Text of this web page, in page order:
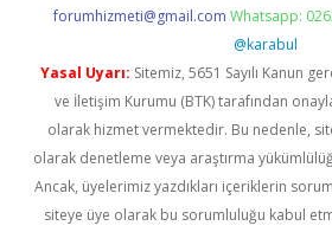
forumhizmeti@gmail.com Whatsapp:
@karabul
Yasal Uyarı: Sitemiz, 5651 Sayılı Kanun
ve İletişim Kurumu (BTK) tarafından
olarak hizmet vermektedir. Bu nedenle,
olarak denetleme veya araştırma
Ancak, üyelerimiz yazdıkları içeriklerin
siteye üye olarak bu sorumluluğu kabul